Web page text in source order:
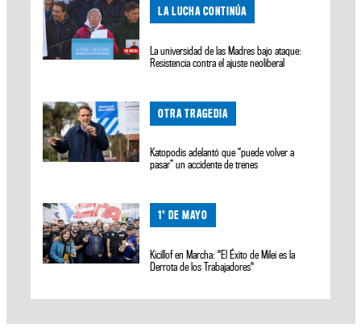
LA LUCHA CONTINÚA
La universidad de las Madres bajo ataque:
Resistencia contra el ajuste neoliberal
OTRA TRAGEDIA
Katopodis adelantó que “puede volver a
pasar” un accidente de trenes
1° DE MAYO
Kicillof en Marcha: "El Éxito de Milei es la
Derrota de los Trabajadores"